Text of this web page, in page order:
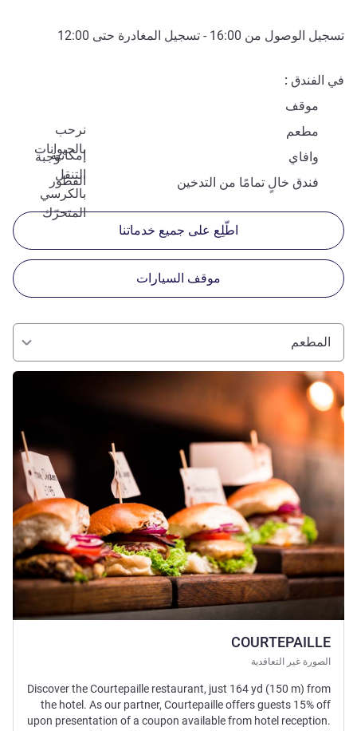
تسجيل الوصول من 16:00 - تسجيل المغادرة حتى 12:00
في الفندق
موقف
نرحب
بالحيوانات
مطعم
إمكانية
التنقل
بالكرسي
المتحرّك
وافاي
وجبة
الفطور
فندق خالٍ تمامًا من التدخين
اطّلِع على جميع خدماتنا
موقف السيارات
المطعم
COURTEPAILLE
الصورة غير التعاقدية
راجع التفاصيل
Discover the Courtepaille restaurant, just 164 yd (150 m) from
the hotel. As our partner, Courtepaille offers guests 15% off
upon presentation of a coupon available from hotel reception.